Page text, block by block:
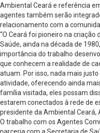
Ambiental Ceará e referência
agentes também serão
relacionamento com a
“O Ceará foi pioneiro na
Saúde, ainda na década de
importância do trabalho
que conhecem a realidade de
atuam. Por isso, nada mais
atividade, oferecendo ainda
família visitada, eles possam
estarem conectados à rede de
presidente da Ambiental Ceará,
O trabalho com os Agentes